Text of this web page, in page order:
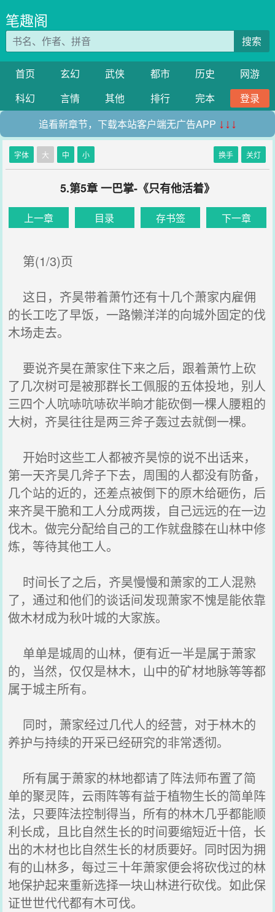
笔趣阁
搜索
首页 玄幻 武侠 都市 历史
网游
科幻
言情 其他 排行 完本
登录
追看新章节，下载本站客户端无广告APP ↓↓↓
字体 大 中 小 换手 关灯
5.第5章 一巴掌-《只有他活着》
上一章 目录 存书签 下一章
第(1/3)页
这日，齐昊带着萧竹还有十几个萧家内雇佣
的长工吃了早饭，一路懒洋洋的向城外固定的伐
木场走去。
要说齐昊在萧家住下来之后，跟着萧竹上砍
了几次树可是被那群长工佩服的五体投地，别人
三四个人吭哧吭哧砍半晌才能砍倒一棵人腰粗的
大树，齐昊往往是两三斧子轰过去就倒一棵。
开始时这些工人都被齐昊惊的说不出话来，
第一天齐昊几斧子下去，周围的人都没有防备，
几个站的近的，还差点被倒下的原木给砸伤，后
来齐昊干脆和工人分成两拨，自己远远的在一边
伐木。做完分配给自己的工作就盘膝在山林中修
炼，等待其他工人。
时间长了之后，齐昊慢慢和萧家的工人混熟
了，通过和他们的谈话间发现萧家不愧是能依靠
做木材成为秋叶城的大家族。
单单是城周的山林，便有近一半是属于萧家
的，当然，仅仅是林木，山中的矿材地脉等等都
属于城主所有。
同时，萧家经过几代人的经营，对于林木的
养护与持续的开采已经研究的非常透彻。
所有属于萧家的林地都请了阵法师布置了简
单的聚灵阵，云雨阵等有益于植物生长的简单阵
法，只要阵法控制得当，所有的林木几乎都能顺
利长成，且比自然生长的时间要缩短近十倍，长
出的木材也比自然生长的材质要好。同时因为拥
有的山林多，每过三十年萧家便会将砍伐过的林
地保护起来重新选择一块山林进行砍伐。如此保
证世世代代都有木可伐。